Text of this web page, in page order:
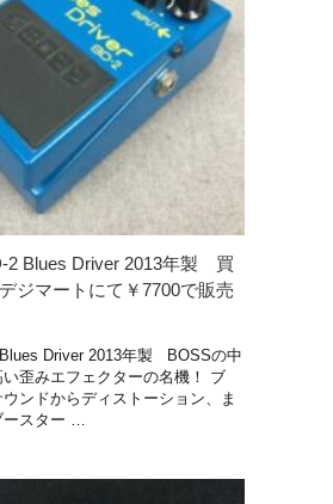
2 Blues Driver 2013年製 買
ジマートにて￥7700で販売
Driver 2013年製 BOSSの中
歪みエフェクターの名機！ ブ
ンドからディストーション、ま
スター …